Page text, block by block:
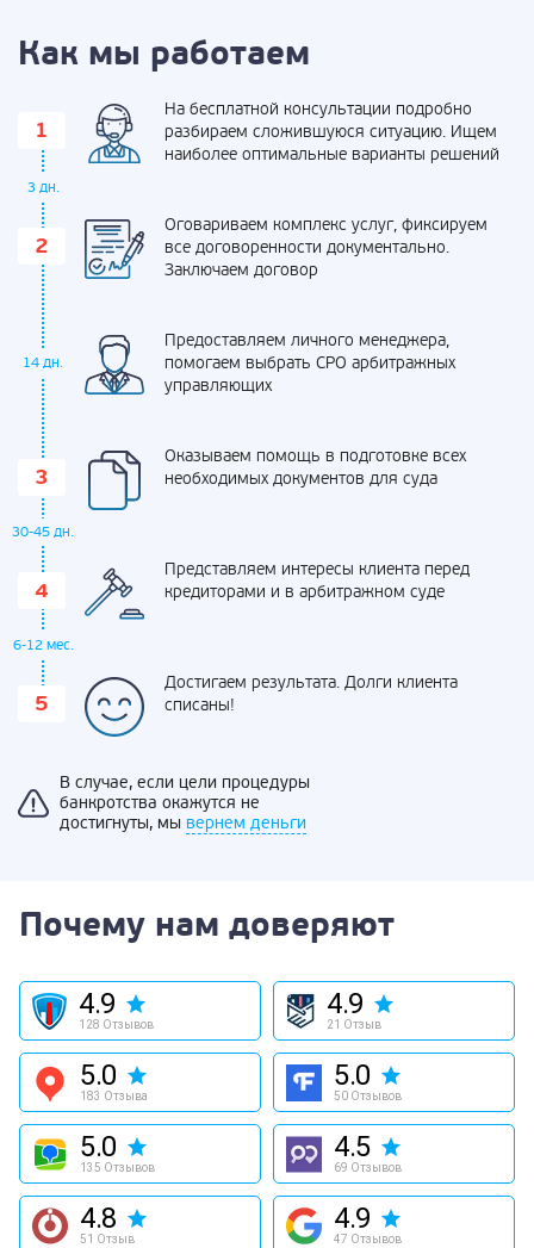
Как мы работаем
3 дн.
На бесплатной консультации подробно
разбираем сложившуюся ситуацию. Ищем
наиболее оптимальные варианты решений
Оговариваем комплекс услуг, фиксируем
все договоренности документально.
Заключаем договор
14 дн.
Предоставляем личного менеджера,
помогаем выбрать СРО арбитражных
управляющих
30-45 дн.
Оказываем помощь в подготовке всех
необходимых документов для суда
6-12 мес.
Представляем интересы клиента перед
кредиторами и в арбитражном суде
Достигаем результата. Долги клиента
списаны!
В случае, если цели процедуры
банкротства окажутся не
достигнуты, мы вернем деньги
Почему нам доверяют
4.9
128 Отзывов
4.9
21 Отзыв
5.0
183 Отзыва
5.0
50 Отзывов
5.0
135 Отзывов
4.5
69 Отзывов
4.8
51 Отзыв
4.9
47 Отзывов